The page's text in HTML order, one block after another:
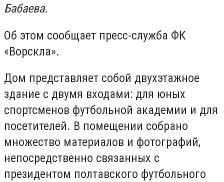
Бабаева.
Об этом сообщает пресс-служба ФК
«Ворскла».
Дом представляет собой двухэтажное
здание с двумя входами: для юных
спортсменов футбольной академии и для
посетителей. В помещении собрано
множество материалов и фотографий,
непосредственно связанных с
президентом полтавского футбольного